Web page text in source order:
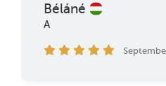
Béláné
A